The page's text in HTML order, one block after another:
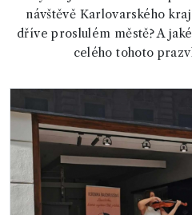
návštěvě Karlovarského
dříve proslulém městě? A
celého tohoto